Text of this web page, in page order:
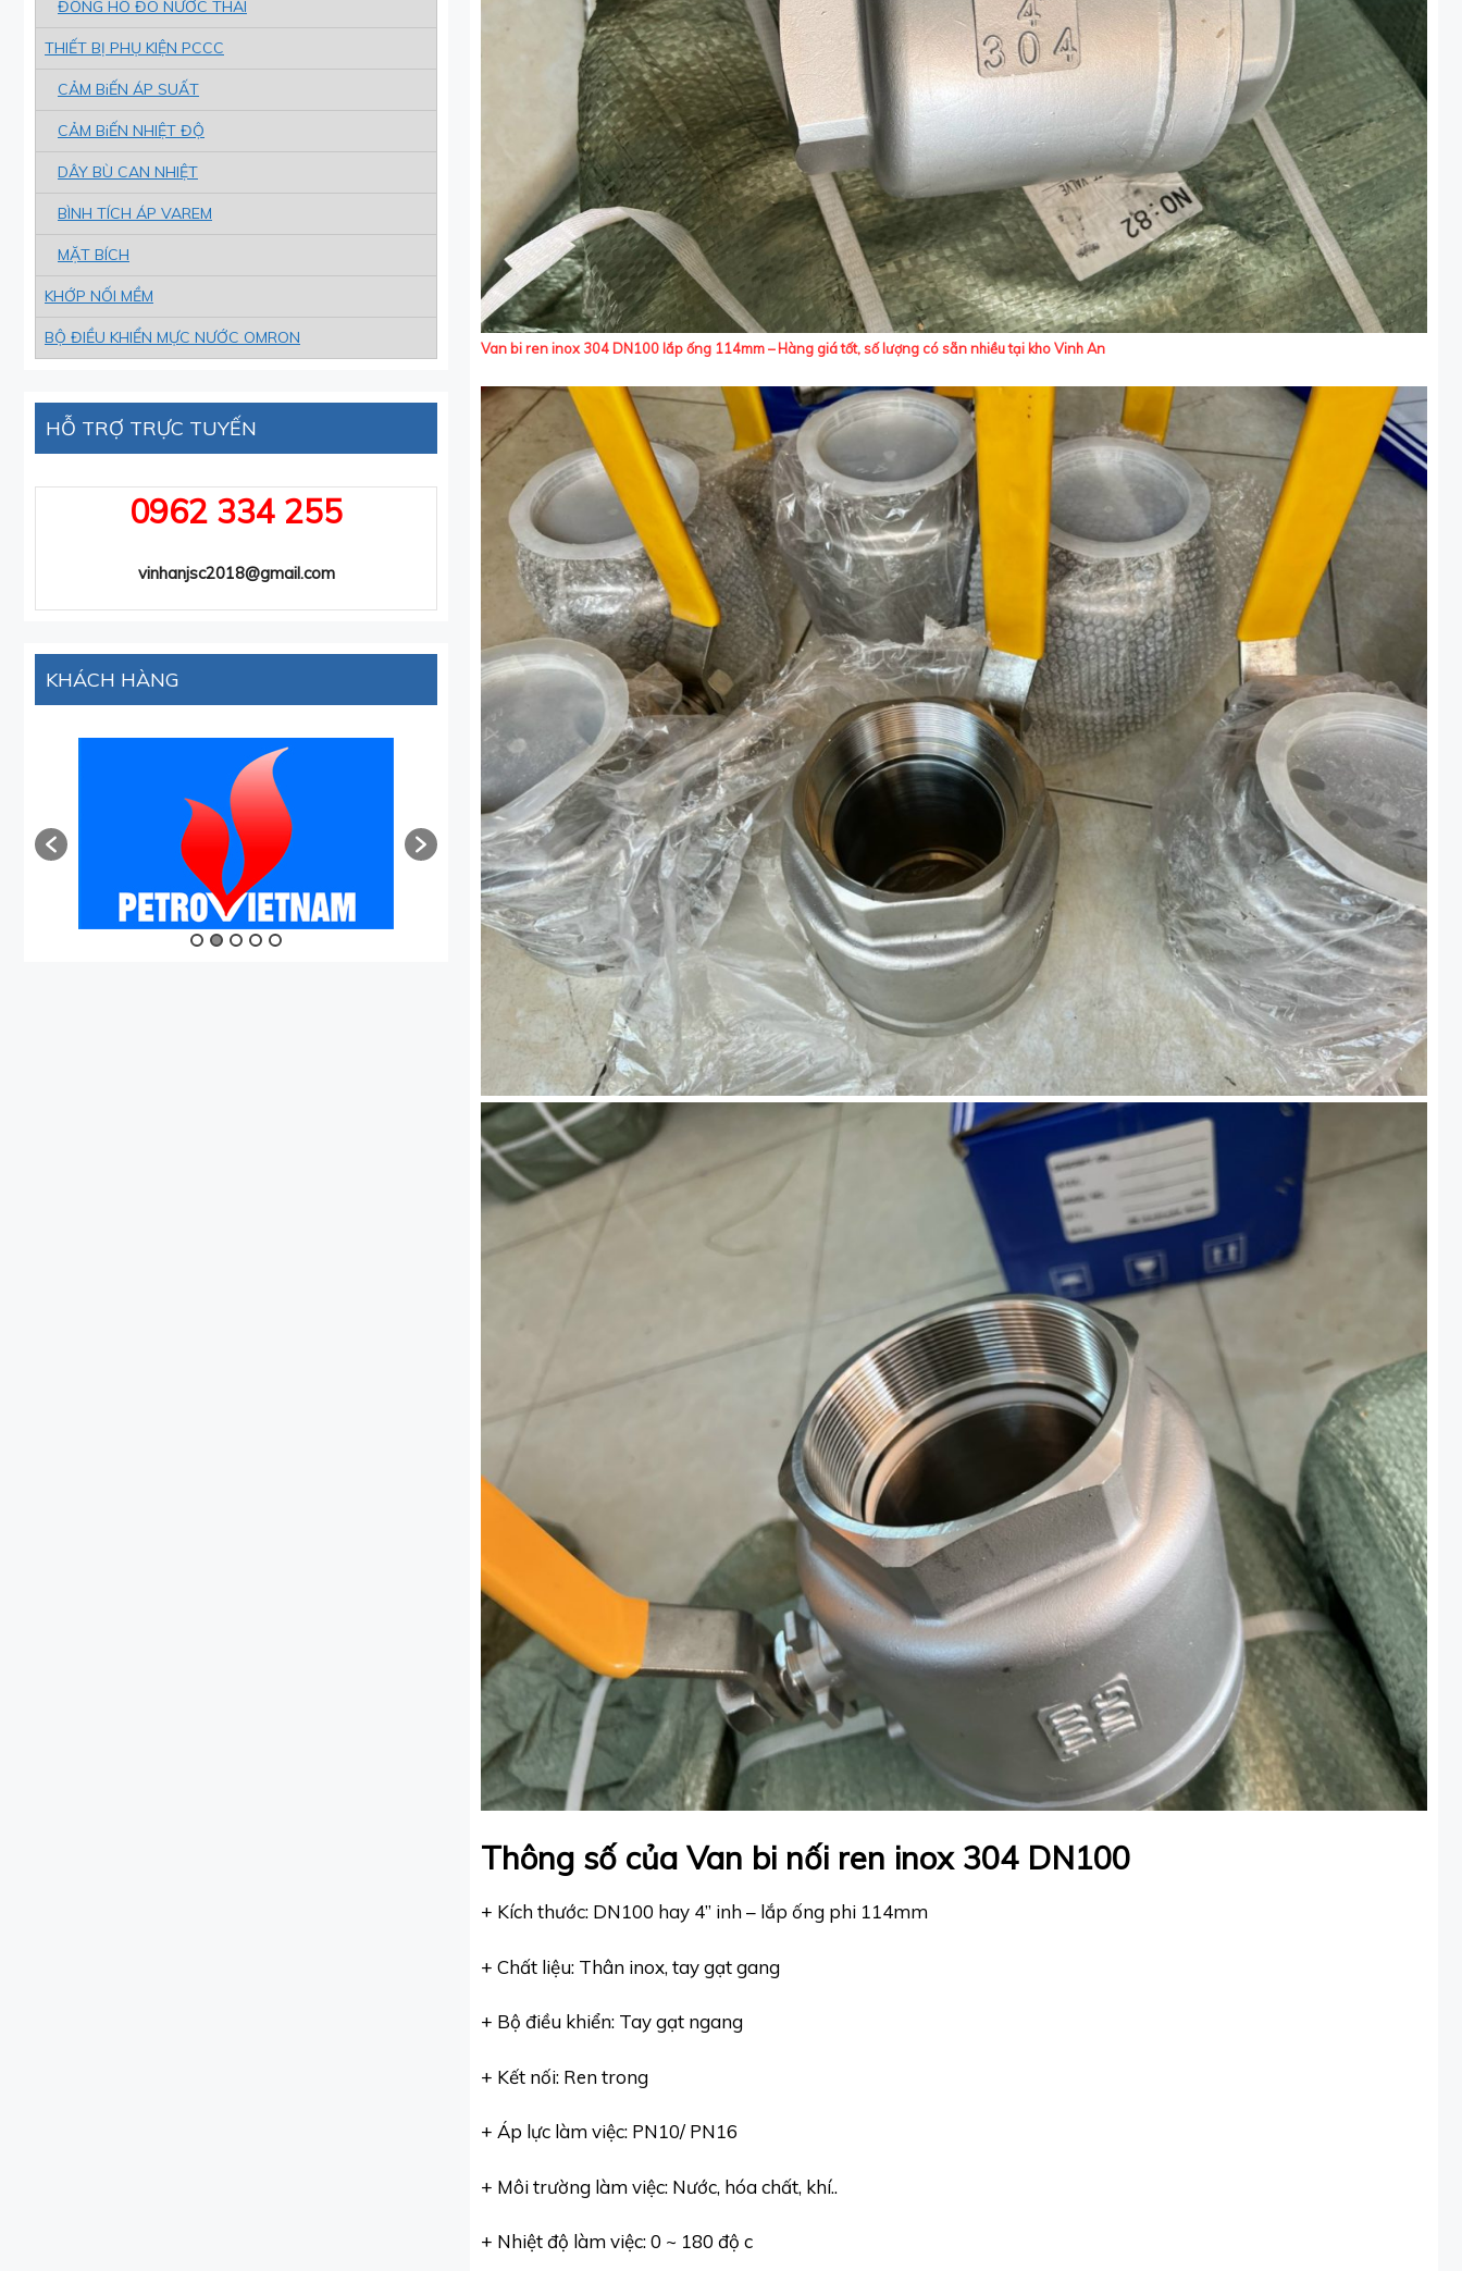
Van bi ren inox 304 DN100 lắp ống 114mm – Hàng giá tốt, số lượng có sẵn nhiều tại kho Vinh An
Thông số của Van bi nối ren inox 304 DN100
+ Kích thước: DN100 hay 4” inh – lắp ống phi 114mm
+ Chất liệu: Thân inox, tay gạt gang
+ Bộ điều khiển: Tay gạt ngang
+ Kết nối: Ren trong
+ Áp lực làm việc: PN10/ PN16
+ Môi trường làm việc: Nước, hóa chất, khí..
+ Nhiệt độ làm việc: 0 ~ 180 độ c
ĐỒNG HỒ ĐO NƯỚC THẢI
THIẾT BỊ PHỤ KIỆN PCCC
CẢM BiẾN ÁP SUẤT
CẢM BiẾN NHIỆT ĐỘ
DÂY BÙ CAN NHIỆT
BÌNH TÍCH ÁP VAREM
MẶT BÍCH
KHỚP NỐI MỀM
BỘ ĐIỀU KHIỂN MỰC NƯỚC OMRON
HỖ TRỢ TRỰC TUYẾN
0962 334 255
vinhanjsc2018@gmail.com
KHÁCH HÀNG